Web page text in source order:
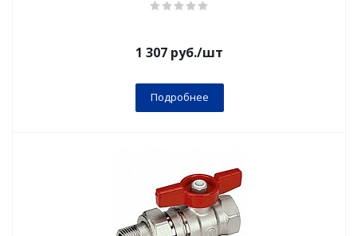
1 307 руб./шт
Подробнее